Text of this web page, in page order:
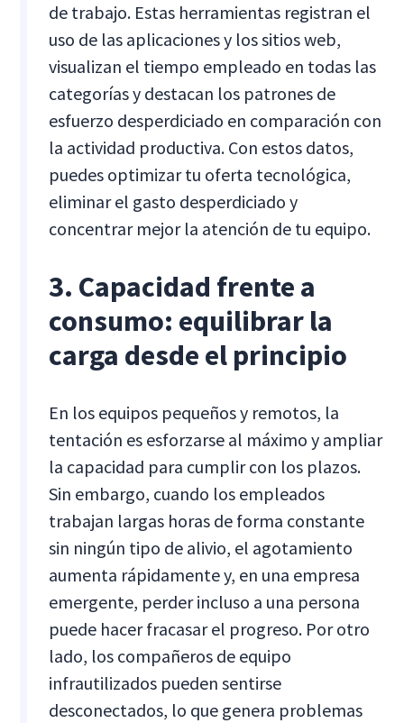
de trabajo. Estas herramientas registran el
uso de las aplicaciones y los sitios web,
visualizan el tiempo empleado en todas las
categorías y destacan los patrones de
esfuerzo desperdiciado en comparación con
la actividad productiva. Con estos datos,
puedes optimizar tu oferta tecnológica,
eliminar el gasto desperdiciado y
concentrar mejor la atención de tu equipo.
3. Capacidad frente a
consumo: equilibrar la
carga desde el principio
En los equipos pequeños y remotos, la
tentación es esforzarse al máximo y ampliar
la capacidad para cumplir con los plazos.
Sin embargo, cuando los empleados
trabajan largas horas de forma constante
sin ningún tipo de alivio, el agotamiento
aumenta rápidamente y, en una empresa
emergente, perder incluso a una persona
puede hacer fracasar el progreso. Por otro
lado, los compañeros de equipo
infrautilizados pueden sentirse
desconectados, lo que genera problemas